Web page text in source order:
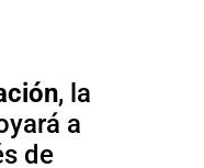
, la
a
de